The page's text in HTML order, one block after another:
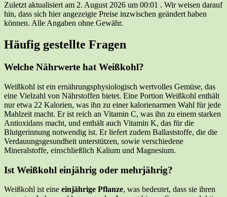
Zuletzt aktualisiert am 2. August 2026 um 00:01 . Wir weisen darauf
hin, dass sich hier angezeigte Preise inzwischen geändert haben
können. Alle Angaben ohne Gewähr.
Häufig gestellte Fragen
Welche Nährwerte hat Weißkohl?
Weißkohl ist ein ernährungsphysiologisch wertvolles Gemüse, das
eine Vielzahl von Nährstoffen bietet. Eine Portion Weißkohl enthält
nur etwa 22 Kalorien, was ihn zu einer kalorienarmen Wahl für jede
Mahlzeit macht. Er ist reich an Vitamin C, was ihn zu einem starken
Antioxidans macht, und enthält auch Vitamin K, das für die
Blutgerinnung notwendig ist. Er liefert zudem Ballaststoffe, die die
Verdauungsgesundheit unterstützen, sowie verschiedene
Mineralstoffe, einschließlich Kalium und Magnesium.
Ist Weißkohl einjährig oder mehrjährig?
Weißkohl ist eine einjährige Pflanze, was bedeutet, dass sie ihren